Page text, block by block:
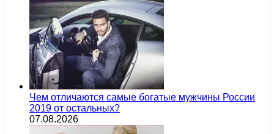
Чем отличаются самые богатые мужчины России
2019 от остальных?
07.08.2026